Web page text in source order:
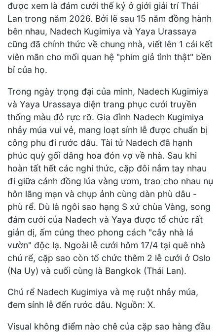
được xem là đám cưới thế kỷ ở giới giải trí Thái
Lan trong năm 2026. Bởi lẽ sau 15 năm đồng hành
bên nhau, Nadech Kugimiya và Yaya Urassaya
cũng đã chính thức về chung nhà, viết lên 1 cái kết
viên mãn cho mối quan hệ "phim giả tình thật" bền
bỉ của họ.
Trong ngày trọng đại của mình, Nadech Kugimiya
và Yaya Urassaya diện trang phục cưới truyền
thống màu đỏ rực rỡ. Gia đình Nadech Kugimiya
nhảy múa vui vẻ, mang loạt sính lễ được chuẩn bị
công phu đi rước dâu. Tài tử Nadech đã hạnh
phúc quỳ gối dâng hoa đón vợ về nhà. Sau khi
hoàn tất hết các nghi thức, cặp đôi nắm tay nhau
đi giữa cánh đồng lúa vàng ươm, trao cho nhau nụ
hôn lãng mạn và chụp ảnh cùng dàn phù dâu -
phù rể. Dù là ngôi sao hạng S xứ chùa Vàng, song
đám cưới của Nadech và Yaya được tổ chức rất
giản dị, ấm cúng theo phong cách "cây nhà lá
vườn" độc lạ. Ngoài lễ cưới hôm 17/4 tại quê nhà
chú rể, cặp sao còn tổ chức thêm 2 lễ cưới ở Oslo
(Na Uy) và cuối cùng là Bangkok (Thái Lan).
Chú rể Nadech Kugimiya và mẹ ruột nhảy múa,
đem sính lễ đến rước dâu. Nguồn: X.
Visual không điểm nào chê của cặp sao hàng đầu